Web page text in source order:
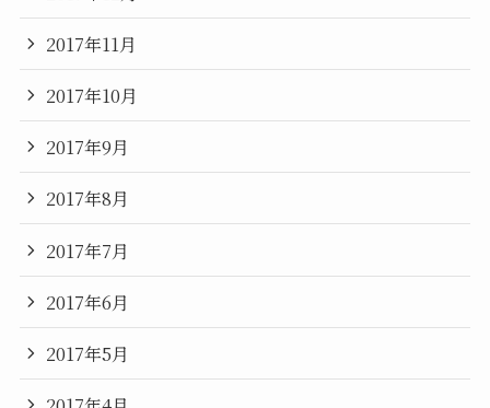
2017年11月
2017年10月
2017年9月
2017年8月
2017年7月
2017年6月
2017年5月